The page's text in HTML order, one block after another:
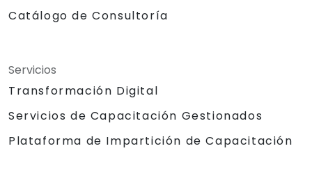
Catálogo de Consultoría
Servicios
Transformación Digital
Servicios de Capacitación Gestionados
Plataforma de Impartición de Capacitación